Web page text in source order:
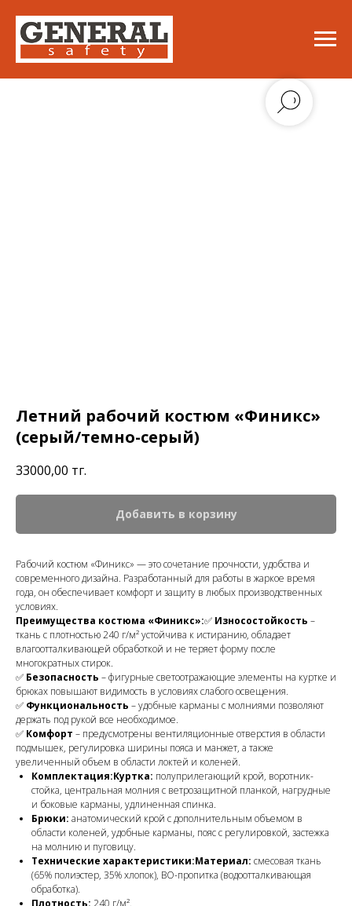
Летний рабочий костюм «Финикс»
(серый/темно-серый)
33000,00 тг.
Добавить в корзину
Рабочий костюм «Финикс» — это сочетание прочности, удобства и
современного дизайна. Разработанный для работы в жаркое время
года, он обеспечивает комфорт и защиту в любых производственных
условиях.
Преимущества костюма «Финикс»:✅ Износостойкость –
ткань с плотностью 240 г/м² устойчива к истиранию, обладает
влагоотталкивающей обработкой и не теряет форму после
многократных стирок.
✅ Безопасность – фигурные светоотражающие элементы на куртке и
брюках повышают видимость в условиях слабого освещения.
✅ Функциональность – удобные карманы с молниями позволяют
держать под рукой все необходимое.
✅ Комфорт – предусмотрены вентиляционные отверстия в области
подмышек, регулировка ширины пояса и манжет, а также
увеличенный объем в области локтей и коленей.
Комплектация:Куртка: полуприлегающий крой, воротник-
стойка, центральная молния с ветрозащитной планкой, нагрудные
и боковые карманы, удлиненная спинка.
Брюки: анатомический крой с дополнительным объемом в
области коленей, удобные карманы, пояс с регулировкой, застежка
на молнию и пуговицу.
Технические характеристики:Материал: смесовая ткань
(65% полиэстер, 35% хлопок), ВО-пропитка (водоотталкивающая
обработка).
Плотность: 240 г/м².